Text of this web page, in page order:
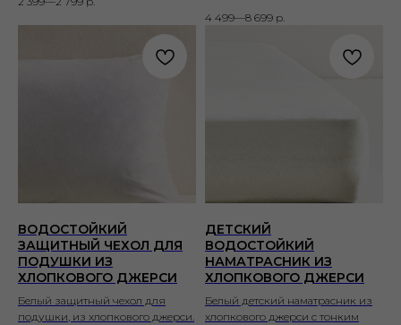
4 499—8 699 р.
ВОДОСТОЙКИЙ
ЗАЩИТНЫЙ ЧЕХОЛ ДЛЯ
ПОДУШКИ ИЗ
ХЛОПКОВОГО ДЖЕРСИ
Белый защитный чехол для
подушки, из хлопкового джерси.
ДЕТСКИЙ
ВОДОСТОЙКИЙ
НАМАТРАСНИК ИЗ
ХЛОПКОВОГО ДЖЕРСИ
Белый детский наматрасник из
хлопкового джерси с тонким